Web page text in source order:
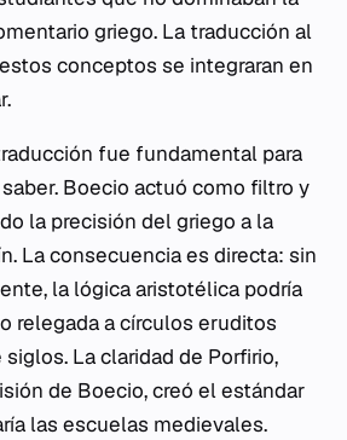
griego. La traducción al
conceptos se integraran en
fue fundamental para
Boecio actuó como filtro y
la precisión del griego a la
La consecuencia es directa: sin
la lógica aristotélica podría
relegada a círculos eruditos
La claridad de Porfirio,
de Boecio, creó el estándar
las escuelas medievales.